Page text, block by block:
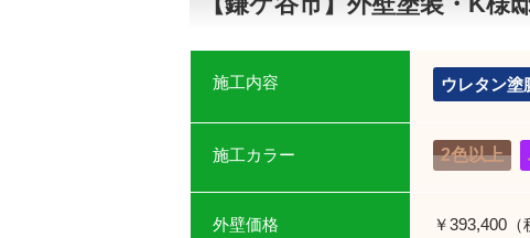
施工内容 ウレタン塗
施工カラー 2色以上
外壁価格 ￥393,400（